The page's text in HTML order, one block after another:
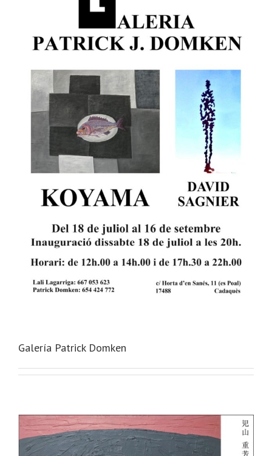
Galería Patrick Domken